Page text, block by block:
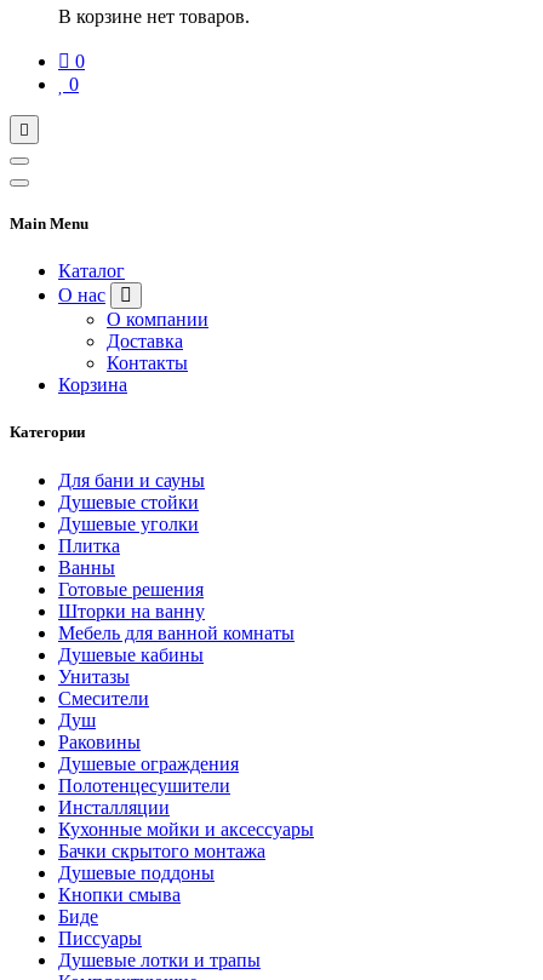
В корзине нет товаров.
0
0
Main Menu
Каталог
О нас
О компании
Доставка
Контакты
Корзина
Категории
Для бани и сауны
Душевые стойки
Душевые уголки
Плитка
Ванны
Готовые решения
Шторки на ванну
Мебель для ванной комнаты
Душевые кабины
Унитазы
Смесители
Душ
Раковины
Душевые ограждения
Полотенцесушители
Инсталляции
Кухонные мойки и аксессуары
Бачки скрытого монтажа
Душевые поддоны
Кнопки смыва
Биде
Писсуары
Душевые лотки и трапы